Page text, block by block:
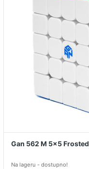
Gan 562 M 5x5 Frosted
Na lageru - dostupno!